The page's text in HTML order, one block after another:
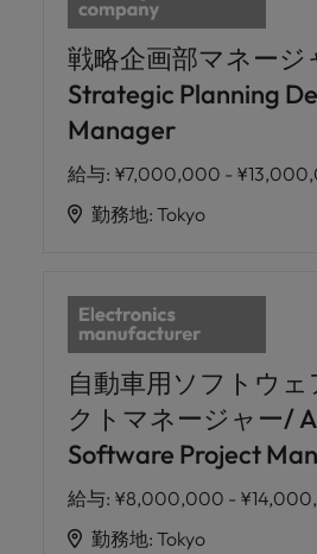
戦略企画部マネージ
Strategic Planning
Manager
給与: ¥7,000,000 -
勤務地: Tokyo
自動車用ソフトウェ
クトマネージャー/
Software Project
給与: ¥8,000,000 -
勤務地: Tokyo